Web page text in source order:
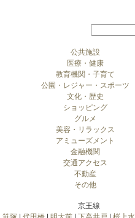
公共施設
医療・健康
教育機関・子育て
公園・レジャー・スポーツ
文化・歴史
ショッピング
グルメ
美容・リラックス
アミューズメント
金融機関
交通アクセス
不動産
その他
京王線